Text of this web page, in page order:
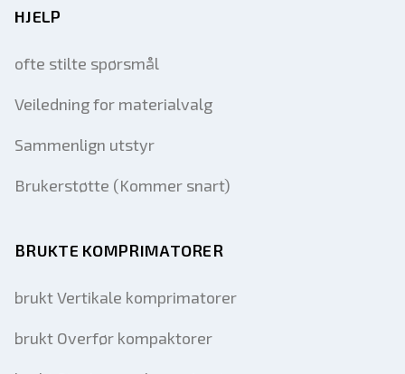
HJELP
ofte stilte spørsmål
Veiledning for materialvalg
Sammenlign utstyr
Brukerstøtte (Kommer snart)
BRUKTE KOMPRIMATORER
brukt Vertikale komprimatorer
brukt Overfør kompaktorer